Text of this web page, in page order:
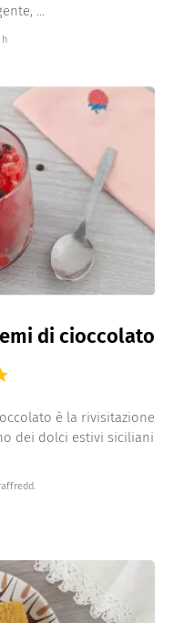
...
h
di cioccolato
è la rivisitazione
dei dolci estivi siciliani